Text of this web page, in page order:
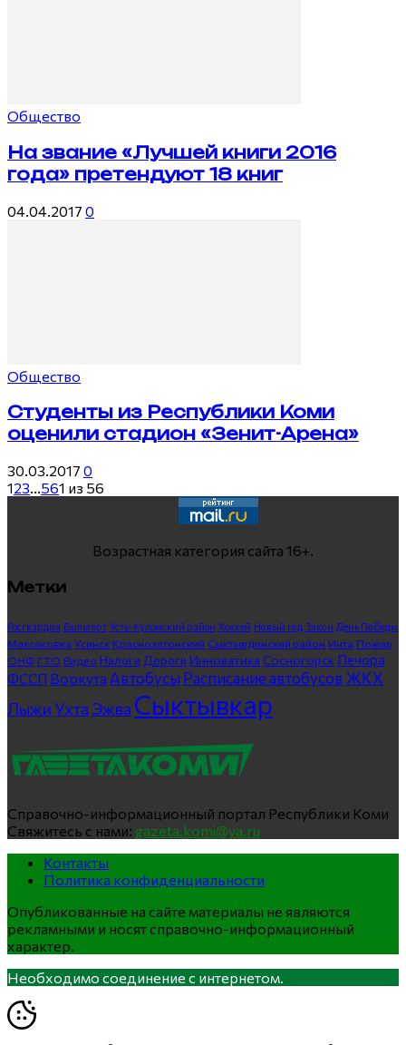
Общество
На звание «Лучшей книги 2016
года» претендуют 18 книг
04.04.2017 0
Общество
Студенты из Республики Коми
оценили стадион «Зенит-Арена»
30.03.2017 0
123...561 из 56
Возрастная категория сайта 16+.
Метки
Росгвардия Выльгорт Усть-Куломский район Хоккей Новый год Закон День Победы
Максаковка Усинск Краснозатонский Сыктывдинский район Инта Пожар
ОНФ ГТО Видео Налоги Дороги Инноватика Сосногорск Печора
ФССП Воркута Автобусы Расписание автобусов ЖКХ
ЛыжиУхта Эжва Сыктывкар
Справочно-информационный портал Республики Коми
Свяжитесь с нами: gazeta.komi@ya.ru
Контакты
Политика конфиденциальности
Опубликованные на сайте материалы не являются
рекламными и носят справочно-информационный
характер.
Необходимо соединение с интернетом.